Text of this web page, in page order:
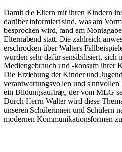
Damit die Eltern mit ihren Kindern
darüber informiert sind, was am
besprochen wird, fand am
Elternabend statt. Die zahlreich
erschrocken über Walters
wurden sehr dafür sensibilisiert, sich
Mediengebrauch und -konsum ihrer
Die Erziehung der Kinder und
verantwortungsvollen und
ein Bildungsauftrag, der vom MLG
Durch Herrn Walter wird diese
unseren Schülerinnen und Schülern
modernen Kommunikationsformen